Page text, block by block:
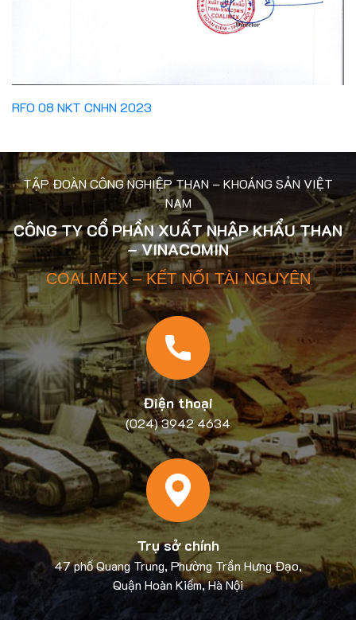
RFO 08 NKT CNHN 2023
TẬP ĐOÀN CÔNG NGHIỆP THAN – KHOÁNG SẢN VIỆT
NAM
CÔNG TY CỔ PHẦN XUẤT NHẬP KHẨU THAN
– VINACOMIN
COALIMEX – KẾT NỐI TÀI NGUYÊN
Điện thoại
(024) 3942 4634
Trụ sở chính
47 phố Quang Trung, Phường Trần Hưng Đạo,
Quận Hoàn Kiếm, Hà Nội